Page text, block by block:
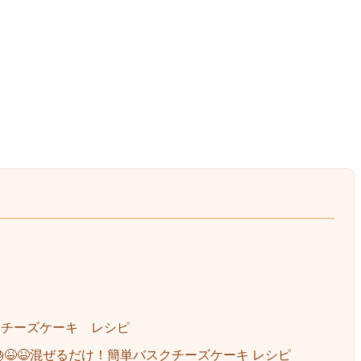
チーズケーキ レシピ
混ぜるだけ！簡単バスクチーズケーキ レシピ